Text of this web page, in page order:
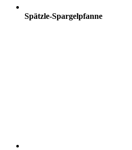
Spätzle-Spargelpfanne